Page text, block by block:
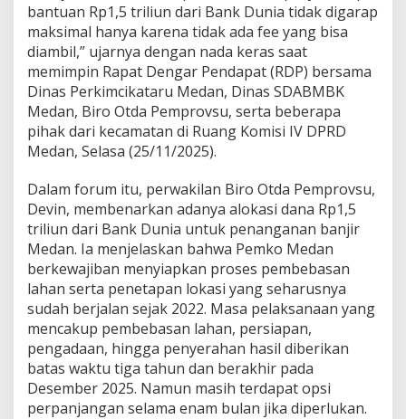
bantuan Rp1,5 triliun dari Bank Dunia tidak digarap
maksimal hanya karena tidak ada fee yang bisa
diambil,” ujarnya dengan nada keras saat
memimpin Rapat Dengar Pendapat (RDP) bersama
Dinas Perkimcikataru Medan, Dinas SDABMBK
Medan, Biro Otda Pemprovsu, serta beberapa
pihak dari kecamatan di Ruang Komisi IV DPRD
Medan, Selasa (25/11/2025).
Dalam forum itu, perwakilan Biro Otda Pemprovsu,
Devin, membenarkan adanya alokasi dana Rp1,5
triliun dari Bank Dunia untuk penanganan banjir
Medan. Ia menjelaskan bahwa Pemko Medan
berkewajiban menyiapkan proses pembebasan
lahan serta penetapan lokasi yang seharusnya
sudah berjalan sejak 2022. Masa pelaksanaan yang
mencakup pembebasan lahan, persiapan,
pengadaan, hingga penyerahan hasil diberikan
batas waktu tiga tahun dan berakhir pada
Desember 2025. Namun masih terdapat opsi
perpanjangan selama enam bulan jika diperlukan.